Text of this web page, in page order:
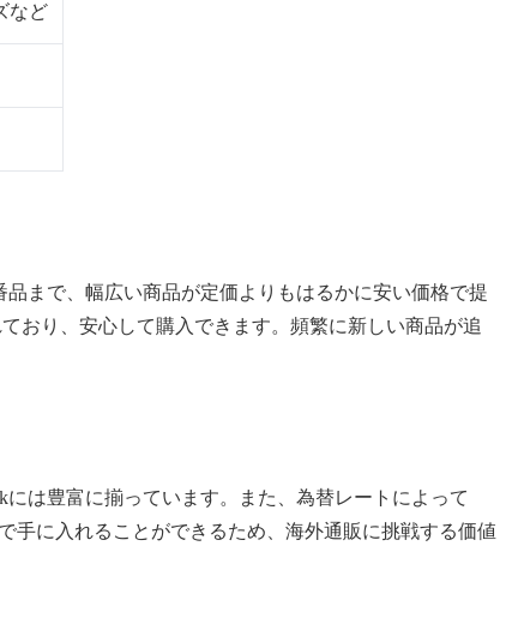
など
まで、幅広い商品が定価よりもはるかに安い価格で提
おり、安心して購入できます。頻繁に新しい商品が追
は豊富に揃っています。また、為替レートによって
手に入れることができるため、海外通販に挑戦する価値